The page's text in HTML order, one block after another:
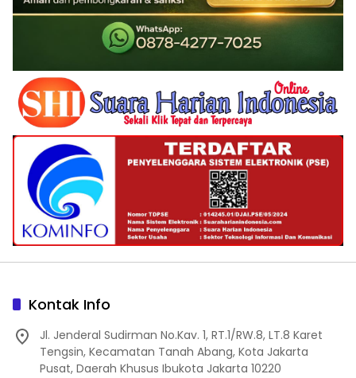
Kontak Info
Jl. Jenderal Sudirman No.Kav. 1, RT.1/RW.8, LT.8 Karet
Tengsin, Kecamatan Tanah Abang, Kota Jakarta
Pusat, Daerah Khusus Ibukota Jakarta 10220